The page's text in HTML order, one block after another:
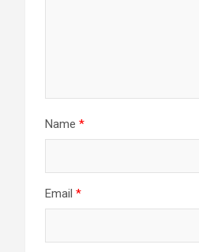
Name *
Email *